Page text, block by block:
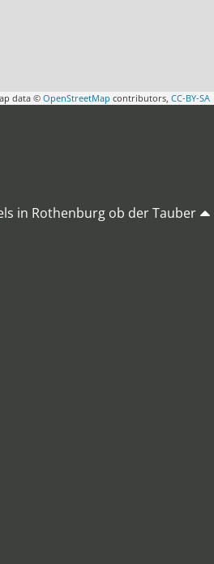
data ©OpenStreetMap contributors, CC-BY-SA
in Rothenburg ob der Tauber